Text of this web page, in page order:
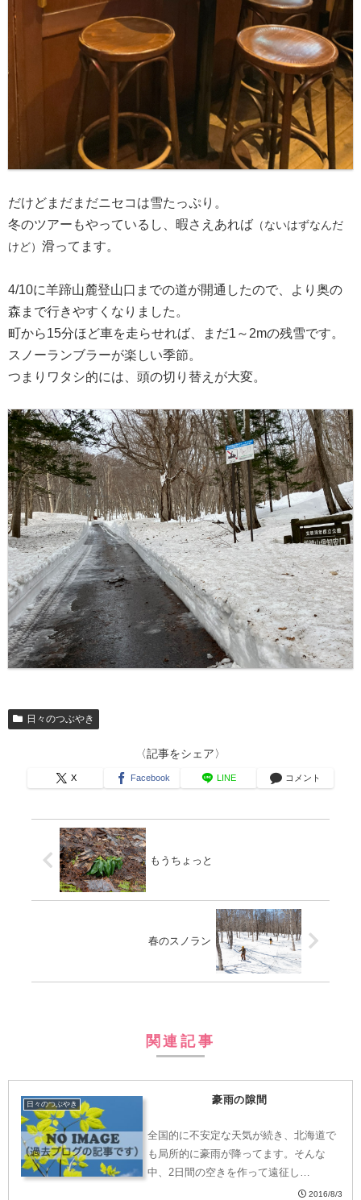
だけどまだまだニセコは雪たっぷり。
冬のツアーもやっているし、暇さえあれば （ないはずなんだ
けど） 滑ってます。
4/10に羊蹄山麓登山口までの道が開通したので、より奥の
森まで行きやすくなりました。
町から15分ほど車を走らせれば、まだ1～2mの残雪です。
スノーランブラーが楽しい季節。
つまりワタシ的には、頭の切り替えが大変。
日々のつぶやき
〈記事をシェア〉
X Facebook LINE コメント
もうちょっと
春のスノラン
関連記事
日々のつぶやき 豪雨の隙間
全国的に不安定な天気が続き、北海道で
も局所的に豪雨が降ってます。そんな
中、2日間の空きを作って遠征し…
2016/8/3